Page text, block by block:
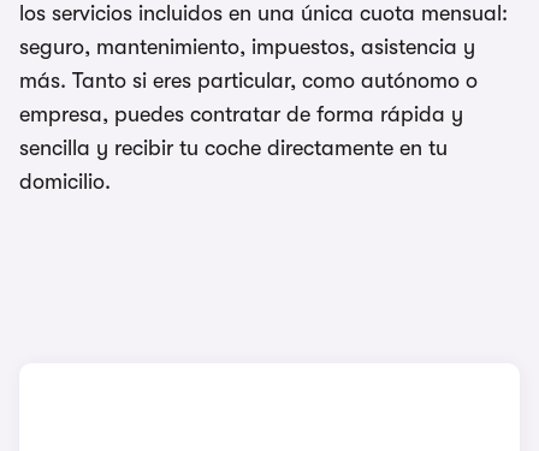
los servicios incluidos en una única cuota mensual:
seguro, mantenimiento, impuestos, asistencia y
más. Tanto si eres particular, como autónomo o
empresa, puedes contratar de forma rápida y
sencilla y recibir tu coche directamente en tu
domicilio.